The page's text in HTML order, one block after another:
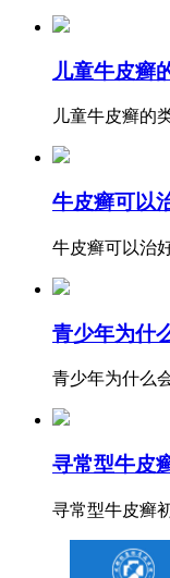
儿童牛皮癣
儿童牛皮癣的
牛皮癣可以
牛皮癣可以治
青少年为什
青少年为什么
寻常型牛皮
寻常型牛皮癣